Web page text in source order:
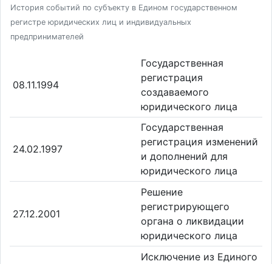
История событий по субъекту в Едином государственном
регистре юридических лиц и индивидуальных
предпринимателей
08.11.1994
Государственная
регистрация
создаваемого
юридического лица
24.02.1997
Государственная
регистрация изменений
и дополнений для
юридического лица
27.12.2001
Решение
регистрирующего
органа о ликвидации
юридического лица
Исключение из Единого